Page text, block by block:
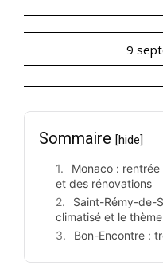
9
Sommaire [hide]
Monaco :
et des rénovations
Saint-Rémy-de-
climatisé et le
Bon-Encontre :